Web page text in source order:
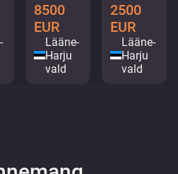
8500
EUR
Lääne-
Harju
vald
2500
EUR
Lääne-
Harju
vald